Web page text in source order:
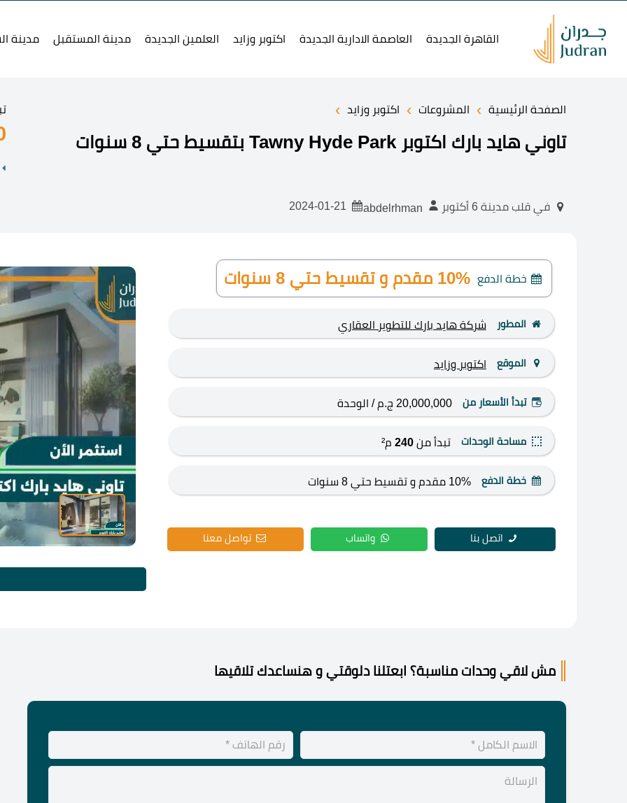
القاهرة الجديدة العاصمة الادارية الجديدة اكتوبر وزايد العلمين الجديدة مدينة المستقبل مدينة
الصفحة الرئيسية › المشروعات › اكتوبر وزايد ›
تاوني هايد بارك اكتوبر Tawny Hyde Park بتقسيط حتي 8 سنوات
في قلب مدينة 6 أكتوبر
خطة الدفع 10% مقدم و تقسيط حتي 8 سنوات
المطور شركة هايد بارك للتطوير العقاري
الموقع اكتوبر وزايد
تبدأ الأسعار من 20,000,000 ج.م / الوحدة
مساحة الوحدات تبدأ من240 م²
خطة الدفع 10% مقدم و تقسيط حتي 8 سنوات
اتصل بنا واتساب تواصل معنا
مش لاقي وحدات مناسبة؟ ابعتلنا دلوقتي و هنساعدك تلاقيها